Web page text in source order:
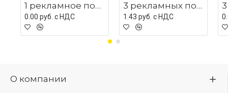
1 рекламное поле с люверсом
0.00 руб. c НДС
3 рекламных поля с мет планками
1.43 руб. c НДС
О компании